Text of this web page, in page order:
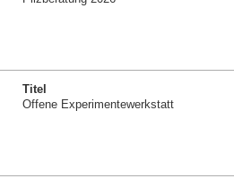
Titel
Offene Experimentewerkstatt